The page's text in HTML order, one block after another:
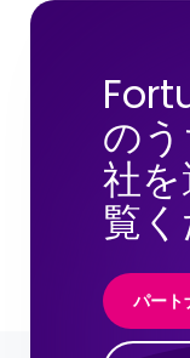
の
社
覧く
パート